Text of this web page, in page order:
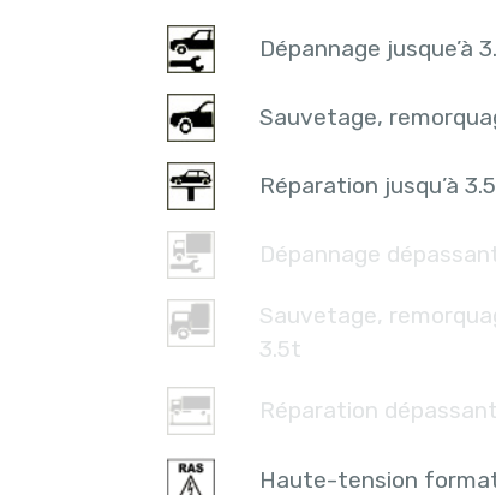
Dépannage jusque’à
Sauvetage,
Réparation jusqu’à
Dépannage
Sauvetage,
3.5t
Réparation
Haute-tension